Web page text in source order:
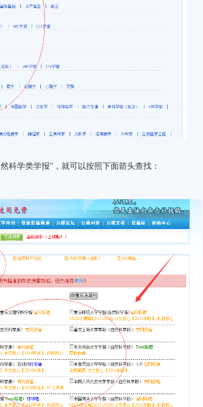
科学类学报”，就可以按照下面箭头查找：